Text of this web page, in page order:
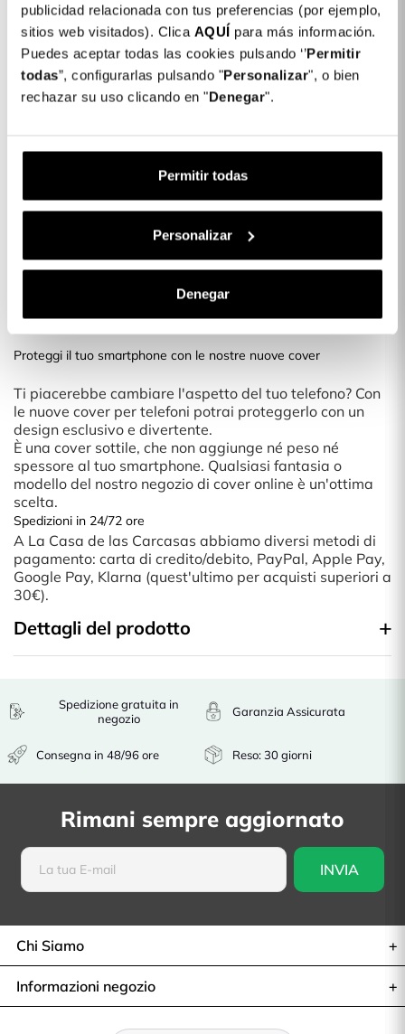
publicidad relacionada con tus preferencias (por ejemplo,
sitios web visitados). Clica AQUÍ para más información.
Puedes aceptar todas las cookies pulsando ‘’Permitir
todas”, configurarlas pulsando "Personalizar", o bien
rechazar su uso clicando en "Denegar".
Permitir todas
Personalizar
Denegar
1 x Shell Case per Xiaomi Redmi Note 13
4G:
21,99 €
Subtotale:
Completa il tuo acquisto
para Xiaomi Redmi Note 13 4G
24,99 €
Descrizione
Proteggi il tuo smartphone con le nostre nuove cover
Ti piacerebbe cambiare l'aspetto del tuo telefono? Con
le nuove cover per telefoni potrai proteggerlo con un
design esclusivo e divertente.
È una cover sottile, che non aggiunge né peso né
spessore al tuo smartphone. Qualsiasi fantasia o
modello del nostro negozio di cover online è un'ottima
scelta.
Spedizioni in 24/72 ore
A La Casa de las Carcasas abbiamo diversi metodi di
pagamento: carta di credito/debito, PayPal, Apple Pay,
Google Pay, Klarna (quest'ultimo per acquisti superiori a
30€).
Dettagli del prodotto
Spedizione gratuita in
negozio
Consegna in 48/96 ore
Garanzia Assicurata
Reso: 30 giorni
Rimani sempre aggiornato
Chi Siamo
Informazioni negozio